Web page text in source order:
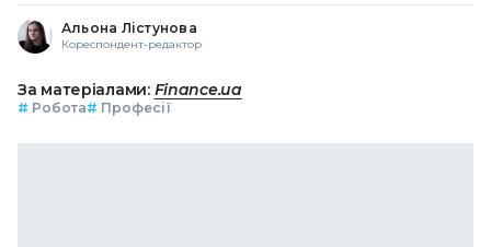
Альона Лістунова
Кореспондент-редактор
За матеріалами: Finance.ua
# Робота# Професії